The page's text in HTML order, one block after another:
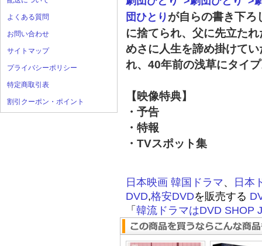
よくある質問
お問い合わせ
サイトマップ
プライバシーポリシー
特定商取引表
割引クーポン・ポイント
団ひとりが自らの書き下ろ
に捨てられ、父に先立た
めさに人生を諦め掛けて
れ、40年前の浅草にタイ
【映像特典】
・予告
・特報
・TVスポット集
日本映画 韓国ドラマ、
日本
DVD,格安DVDを販売する
「 韓流ドラマはDVD SHOP